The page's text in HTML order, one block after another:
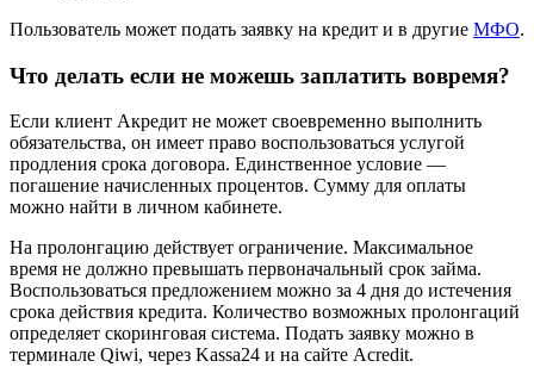
Пользователь может подать заявку на кредит и в другие МФО.
Что делать если не можешь заплатить вовремя?
Если клиент Акредит не может своевременно выполнить
обязательства, он имеет право воспользоваться услугой
продления срока договора. Единственное условие —
погашение начисленных процентов. Сумму для оплаты
можно найти в личном кабинете.
На пролонгацию действует ограничение. Максимальное
время не должно превышать первоначальный срок займа.
Воспользоваться предложением можно за 4 дня до истечения
срока действия кредита. Количество возможных пролонгаций
определяет скоринговая система. Подать заявку можно в
терминале Qiwi, через Kassa24 и на сайте Acredit.